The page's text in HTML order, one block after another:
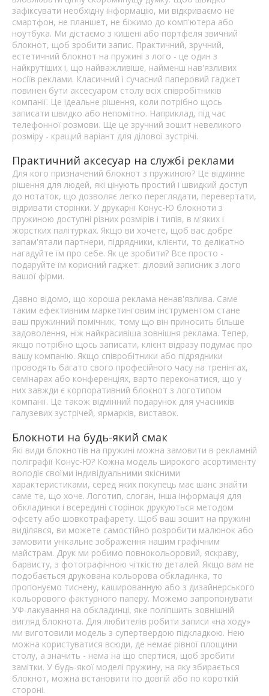
зафіксувати необхідну інформацію, ми відкриваємо не
смартфон, не планшет, не біжимо до комп'ютера або
ноутбука. Ми дістаємо з кишені або портфеля звичний
блокнот, щоб зробити запис. Практичний, зручний,
естетичний блокнот на пружині з лого - це один з
найкрутіших і, що найважливіше, найменш нав'язливих
носіїв реклами. Класичний і сучасний паперовий гаджет
повинен бути аксесуаром столу всіх співробітників
компанії. Це ідеальне рішення, коли потрібно щось
записати швидко або непомітно. Наприклад, під час
телефонної розмови. Ще це зручний зошит невеликого
розміру - кращий варіант для ділової зустрічі.
Практичний аксесуар на службі реклами
Для кого призначений блокнот з пружиною? Це відмінне
рішення для людей, які цінують простий і швидкий доступ
до нотаток, що дозволяє легко переглядати, перевертати,
відривати сторінки. У друкарні Конус-Ю блокноти з
пружиною доступні різних розмірів і типів, в м'яких і
жорстких палітурках. Якщо ви хочете, щоб вас добре
запам'ятали партнери, підрядники, клієнти, то делікатно
нагадуйте їм про себе. Як це зробити? Все просто -
подаруйте їм корисний гаджет: діловий записник з лого
вашої фірми.
Давно відомо, що хороша реклама ненав'язлива. Саме
таким ефективним маркетинговим інструментом стане
ваш пружинний помічник, тому що він приносить більше
задоволення, ніж найкрасивіша зовнішня реклама. Тепер,
якщо потрібно щось записати, клієнт відразу подумає про
вашу компанію. Якщо співробітники або підрядники
проводять багато свого професійного часу на тренінгах,
семінарах або конференціях, варто переконатися, що у
них завжди є корпоративний блокнот з логотипом
компанії. Це також відмінний подарунок для учасників
галузевих зустрічей, ярмарків, виставок.
Блокноти на будь-який смак
Які види блокнотів на пружині можна замовити в рекламній
поліграфії Конус-Ю? Кожна модель широкого асортименту
володіє своїми індивідуальними якісними
характеристиками, серед яких покупець має шанс знайти
саме те, що хоче. Логотип, слоган, інша інформація для
обкладинки і всередині сторінок друкуються методом
офсету або шовкотрафарету. Щоб ваш зошит на пружині
виділявся, ви можете самостійно розробити малюнок або
замовити унікальне зображення нашим графічним
майстрам. Друк ми робимо повнокольоровий, яскраву,
барвисту, з фотографічною чіткістю деталей. Якщо вам не
подобається друкована кольорова обкладинка, то
пропонуємо тиснену, кашированную або з дизайнерського
кольорового фактурного паперу. Можемо запропонувати
УФ-лакування на обкладинці, яке поліпшить зовнішній
вигляд блокнота. Для любителів робити записи «на ходу»
ми виготовили модель з супертвердою підкладкою. Нею
можна користуватися всюди, де немає рівної площини
столу, а значить - нема на що спертися, щоб зробити
замітки. У будь-якої моделі пружину, на яку збирається
блокнот, можна встановити по довгій або по короткій
стороні.